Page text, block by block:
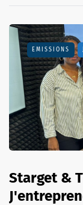
EMISSIONS
Starget &